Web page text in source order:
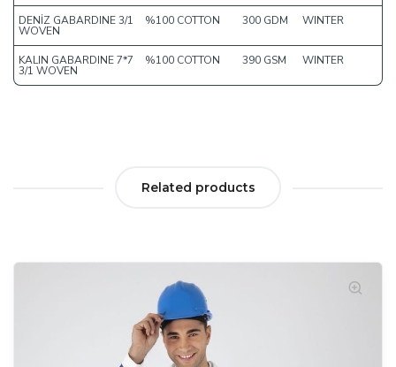
DENİZ GABARDINE 3/1
WOVEN
%100 COTTON 300 GDM WINTER
KALIN GABARDINE 7*7
3/1 WOVEN
%100 COTTON 390 GSM WINTER
Related products